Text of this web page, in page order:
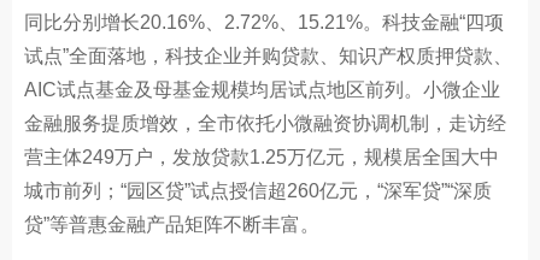
同比分别增长20.16%、2.72%、15.21%。科技金融“四项
试点”全面落地，科技企业并购贷款、知识产权质押贷款、
AIC试点基金及母基金规模均居试点地区前列。小微企业
金融服务提质增效，全市依托小微融资协调机制，走访经
营主体249万户，发放贷款1.25万亿元，规模居全国大中
城市前列；“园区贷”试点授信超260亿元，“深军贷”“深质
贷”等普惠金融产品矩阵不断丰富。